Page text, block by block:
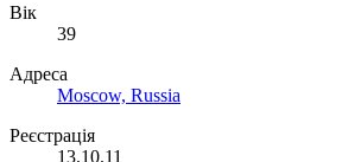
Вік
39
Адреса
Moscow, Russia
Реєстрація
13.10.11